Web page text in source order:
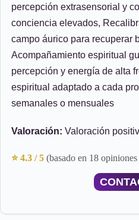
percepción extrasensorial y
conciencia elevados,
campo áurico para recuperar
Acompañamiento espiritual
percepción y energía de alta
espiritual adaptado a cada
semanales o mensuales
Valoración: Valoración
⭐ 4.3 / 5 (basado en 18